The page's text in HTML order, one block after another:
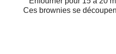
Ces brownies se